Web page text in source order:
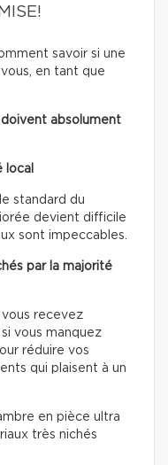
savoir si une
en tant que
absolument
local
standard du
devient difficile
sont impeccables.
par la majorité
vous recevez
vous manquez
réduire vos
qui plaisent à un
en pièce ultra
très nichés